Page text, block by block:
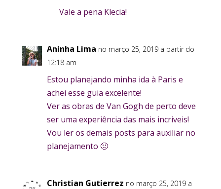
Vale a pena Klecia!
Aninha Lima no março 25, 2019 a partir do
12:18 am
Estou planejando minha ida à Paris e
achei esse guia excelente!
Ver as obras de Van Gogh de perto deve
ser uma experiência das mais incriveis!
Vou ler os demais posts para auxiliar no
planejamento 🙂
Christian Gutierrez no março 25, 2019 a